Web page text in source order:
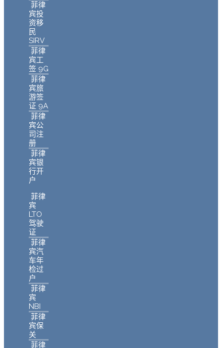
菲律
宾投
资移
民
SIRV
菲律
宾工
签 9G
菲律
宾旅
游签
证 9A
菲律
宾公
司注
册
菲律
宾银
行开
户
菲律
宾
LTO
驾驶
证
菲律
宾汽
车年
检过
户
菲律
宾
NBI
菲律
宾保
关
菲律